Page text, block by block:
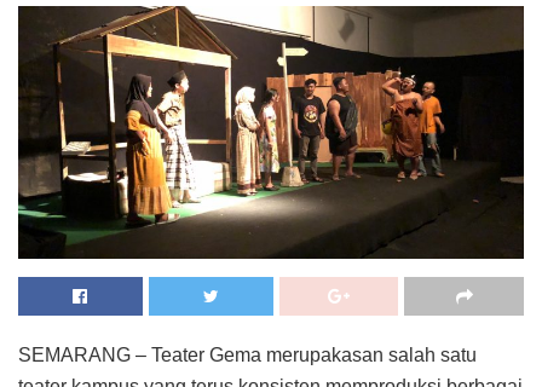
SEMARANG – Teater Gema merupakasan salah satu